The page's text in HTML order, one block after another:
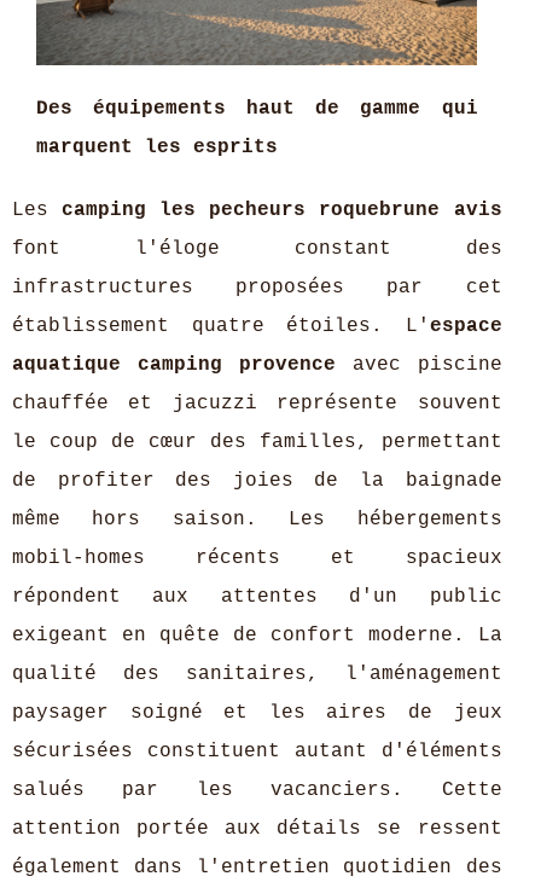
Des équipements haut de gamme qui
marquent les esprits
Lescamping les pecheurs roquebrune avis
font l'éloge constant des
infrastructures proposées par cet
établissement quatre étoiles. L' espace
aquatique camping provence avec piscine
chauffée et jacuzzi représente souvent
le coup de cœur des familles, permettant
de profiter des joies de la baignade
même hors saison. Les hébergements
mobil-homes récents et spacieux
répondent aux attentes d'un public
exigeant en quête de confort moderne. La
qualité des sanitaires, l'aménagement
paysager soigné et les aires de jeux
sécurisées constituent autant d'éléments
salués par les vacanciers. Cette
attention portée aux détails se ressent
également dans l'entretien quotidien des